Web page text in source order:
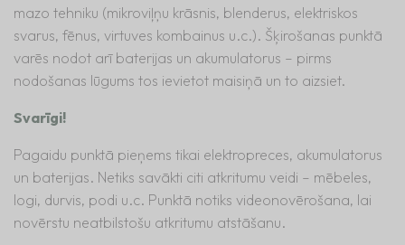
mazo tehniku (mikroviļņu krāsnis, blenderus, elektriskos
svarus, fēnus, virtuves kombainus u.c.). Šķirošanas punktā
varēs nodot arī baterijas un akumulatorus – pirms
nodošanas lūgums tos ievietot maisiņā un to aizsiet.
Svarīgi!
Pagaidu punktā pieņems tikai elektropreces, akumulatorus
un baterijas. Netiks savākti citi atkritumu veidi – mēbeles,
logi, durvis, podi u.c. Punktā notiks videonovērošana, lai
novērstu neatbilstošu atkritumu atstāšanu.